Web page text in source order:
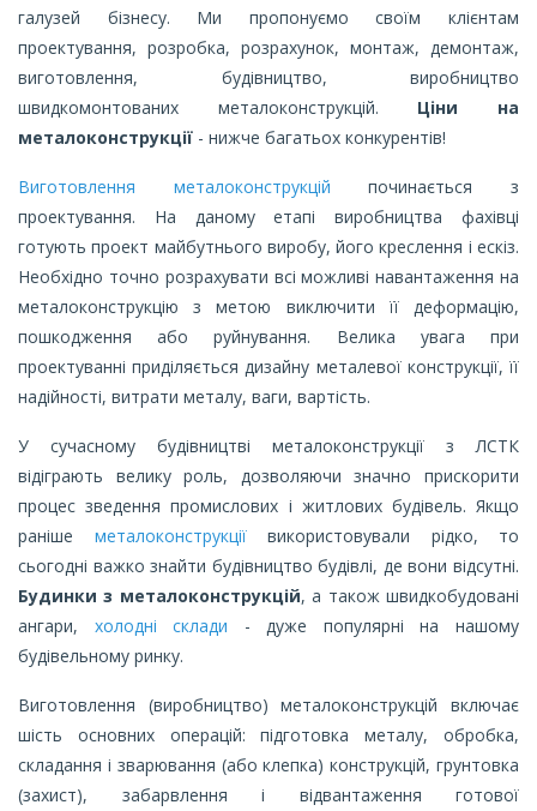
галузей бізнесу. Ми пропонуємо своїм клієнтам
проектування, розробка, розрахунок, монтаж, демонтаж,
виготовлення, будівництво, виробництво
швидкомонтованих металоконструкцій. Ціни на
металоконструкції - нижче багатьох конкурентів!
Виготовлення металоконструкцій починається з
проектування. На даному етапі виробництва фахівці
готують проект майбутнього виробу, його креслення і ескіз.
Необхідно точно розрахувати всі можливі навантаження на
металоконструкцію з метою виключити її деформацію,
пошкодження або руйнування. Велика увага при
проектуванні приділяється дизайну металевої конструкції, її
надійності, витрати металу, ваги, вартість.
У сучасному будівництві металоконструкції з ЛСТК
відіграють велику роль, дозволяючи значно прискорити
процес зведення промислових і житлових будівель. Якщо
раніше металоконструкції використовували рідко, то
сьогодні важко знайти будівництво будівлі, де вони відсутні.
Будинки з металоконструкцій, а також швидкобудовані
ангари, холодні склади - дуже популярні на нашому
будівельному ринку.
Виготовлення (виробництво) металоконструкцій включає
шість основних операцій: підготовка металу, обробка,
складання і зварювання (або клепка) конструкцій, грунтовка
(захист), забарвлення і відвантаження готової